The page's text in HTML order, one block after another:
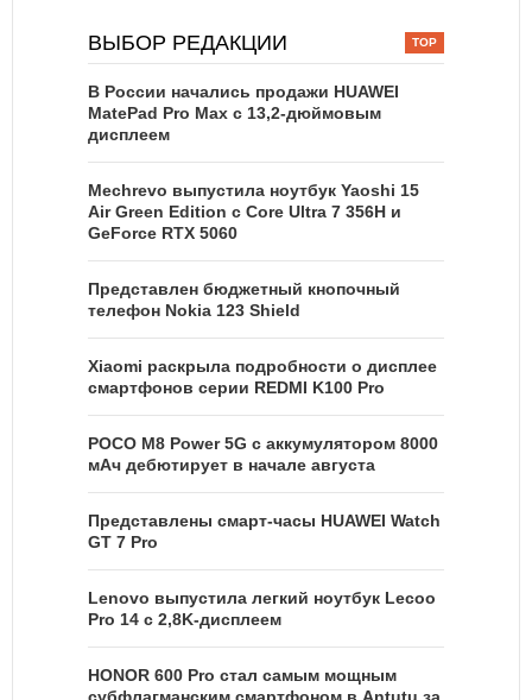
ВЫБОР РЕДАКЦИИ
В России начались продажи HUAWEI
MatePad Pro Max с 13,2-дюймовым
дисплеем
Mechrevo выпустила ноутбук Yaoshi 15
Air Green Edition с Core Ultra 7 356H и
GeForce RTX 5060
Представлен бюджетный кнопочный
телефон Nokia 123 Shield
Xiaomi раскрыла подробности о дисплее
смартфонов серии REDMI K100 Pro
POCO M8 Power 5G с аккумулятором 8000
мАч дебютирует в начале августа
Представлены смарт-часы HUAWEI Watch
GT 7 Pro
Lenovo выпустила легкий ноутбук Lecoo
Pro 14 с 2,8K-дисплеем
HONOR 600 Pro стал самым мощным
субфлагманским смартфоном в Antutu за